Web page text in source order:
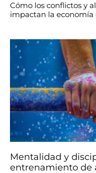
Cómo los conflictos y
impactan la economía
Mentalidad y
entrenamiento de